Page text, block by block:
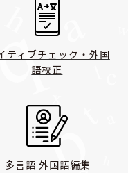
ティブチェック・外国
語校正
多言語 外国語編集